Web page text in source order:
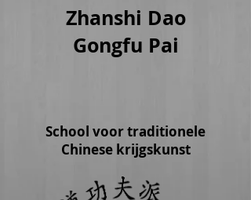
​​ Zhanshi Dao
Gongfu Pai
School voor traditionele
Chinese krijgskunst